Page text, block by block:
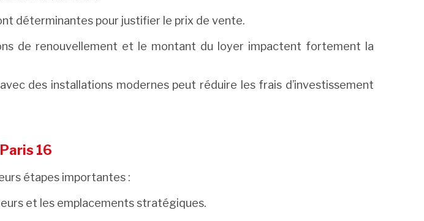
déterminantes pour justifier le prix de vente.
de renouvellement et le montant du loyer impactent fortement la
des installations modernes peut réduire les frais d’investissement
16
étapes importantes :
et les emplacements stratégiques.